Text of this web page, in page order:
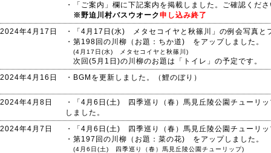
・「ご案内」欄に下記案内を掲載しました。ご確認くだ
※野迫川村バスウオーク申し込み終了
2024年4月17日
・「4月17日(水) メタセコイヤと秋篠川」の例会写真と
・第198回の川柳（お題：ちか道) をアップしました。
(4月17日(水) メタセコイヤと秋篠川)
次回(5月1日)の川柳のお題は「トイレ」の予定です。
2024年4月16日
・BGMを更新しました。（鯉のぼり）
2024年4月8日
・「4月6日(土) 四季巡り（春）馬見丘陵公園チューリ
しました。
2024年4月7日
・「4月6日(土) 四季巡り（春）馬見丘陵公園チューリ
・第197回の川柳（お題：菜の花) をアップしました。
(4月6日(土) 四季巡り（春）馬見丘陵公園チューリップ)